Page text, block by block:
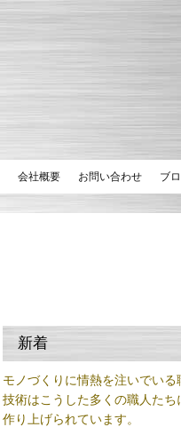
会社概要 お問い合わせ ブ
新着
モノづくりに情熱を注いでいる
技術はこうした多くの職人たち
作り上げられています。